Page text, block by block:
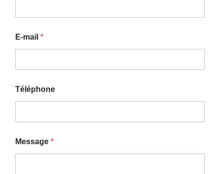
-
m
*
*
E-mail *
Téléphone
Message *